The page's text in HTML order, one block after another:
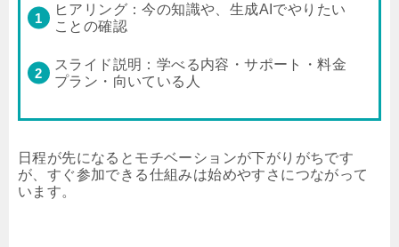
ヒアリング：今の知識や、生成AIでやりたい
ことの確認
スライド説明：学べる内容・サポート・料金
プラン・向いている人
日程が先になるとモチベーションが下がりがちです
が、すぐ参加できる仕組みは始めやすさにつながって
います。